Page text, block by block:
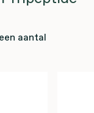
aantal